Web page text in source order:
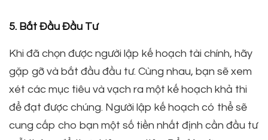
5. Bắt Đầu Đầu Tư
Khi đã chọn được người lập kế hoạch tài chính, hãy
gặp gỡ và bắt đầu đầu tư. Cùng nhau, bạn sẽ xem
xét các mục tiêu và vạch ra một kế hoạch khả thi
để đạt được chúng. Người lập kế hoạch có thể sẽ
cung cấp cho bạn một số tiền nhất định cần đầu tư